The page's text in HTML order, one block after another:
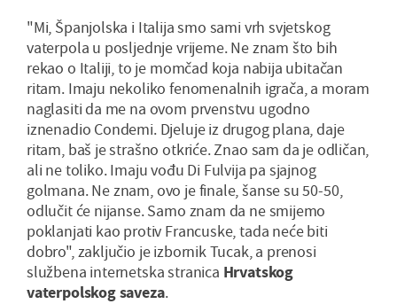
"Mi, Španjolska i Italija smo sami vrh svjetskog
vaterpola u posljednje vrijeme. Ne znam što bih
rekao o Italiji, to je momčad koja nabija ubitačan
ritam. Imaju nekoliko fenomenalnih igrača, a moram
naglasiti da me na ovom prvenstvu ugodno
iznenadio Condemi. Djeluje iz drugog plana, daje
ritam, baš je strašno otkriće. Znao sam da je odličan,
ali ne toliko. Imaju vođu Di Fulvija pa sjajnog
golmana. Ne znam, ovo je finale, šanse su 50-50,
odlučit će nijanse. Samo znam da ne smijemo
poklanjati kao protiv Francuske, tada neće biti
dobro", zaključio je izbornik Tucak, a prenosi
službena internetska stranica Hrvatskog
vaterpolskog saveza.